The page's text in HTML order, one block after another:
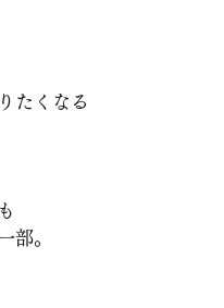
たくなる
部。